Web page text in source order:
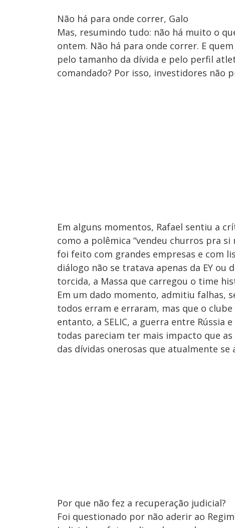
Não há para onde correr, Galo
Mas, resumindo tudo: não há muito o
ontem. Não há para onde correr. E
pelo tamanho da dívida e pelo perfil
comandado? Por isso, investidores não
Em alguns momentos, Rafael sentiu a
como a polêmica “vendeu churros pra
foi feito com grandes empresas e com
diálogo não se tratava apenas da EY
torcida, a Massa que carregou o time
Em um dado momento, admitiu falhas,
todos erram e erraram, mas que o
entanto, a SELIC, a guerra entre Rússia
todas pareciam ter mais impacto que
das dívidas onerosas que atualmente se
Por que não fez a recuperação judicial?
Foi questionado por não aderir ao